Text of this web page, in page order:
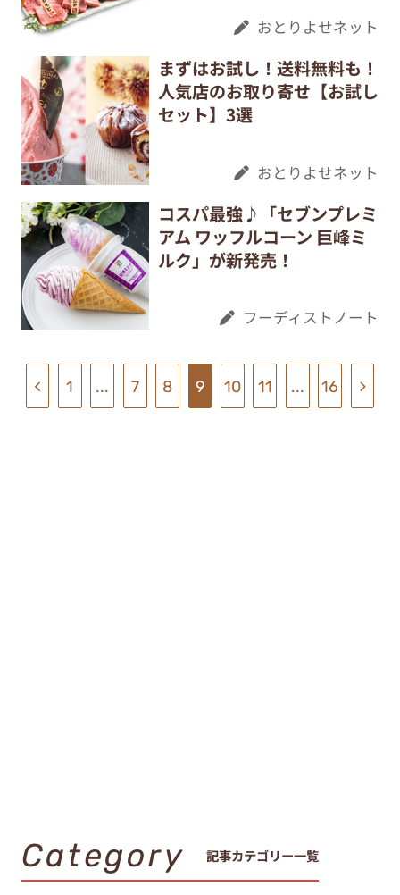
おとりよせネット
まずはお試し！送料無料も！
人気店のお取り寄せ【お試し
セット】3選
おとりよせネット
コスパ最強♪「セブンプレミ
アム ワッフルコーン 巨峰ミ
ルク」が新発売！
フーディストノート
1 ... 7 8 9 10 11 ... 16
Category 記事カテゴリー一覧